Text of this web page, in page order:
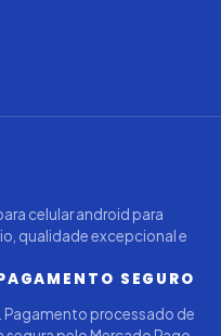
celular android para
qualidade excepcional e
SEGURO
processado de